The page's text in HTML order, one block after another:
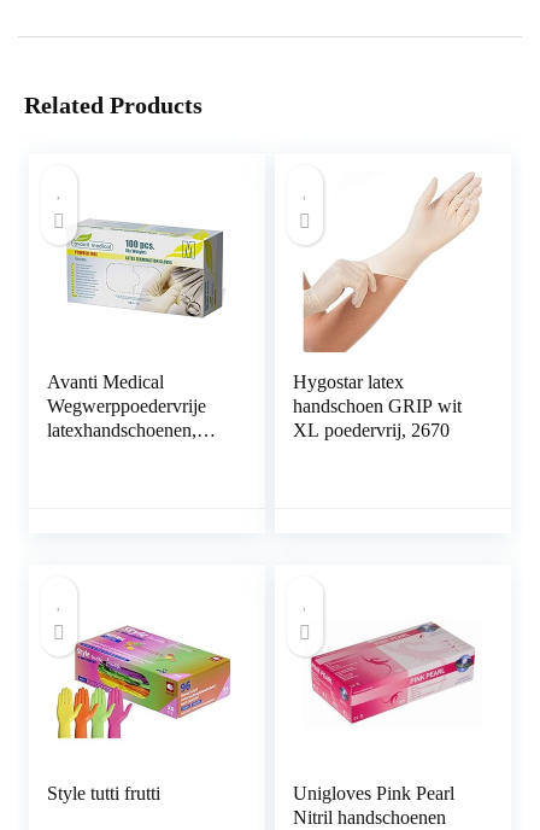
Related Products
Avanti Medical
Wegwerppoedervrije
latexhandschoenen,
Hygostar latex
handschoen GRIP wit
XL poedervrij, 2670
Style tutti frutti
Unigloves Pink Pearl
Nitril handschoenen